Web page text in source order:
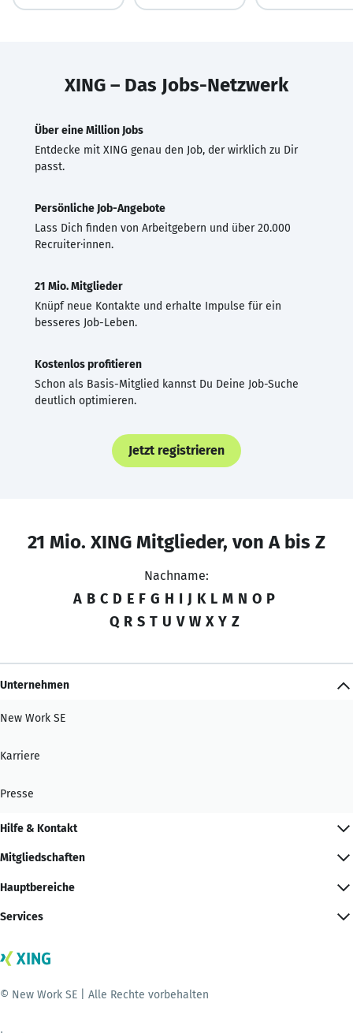
XING – Das Jobs-Netzwerk
Über eine Million Jobs
Entdecke mit XING genau den Job, der wirklich zu Dir
passt.
Persönliche Job-Angebote
Lass Dich finden von Arbeitgebern und über 20.000
Recruiter·innen.
21 Mio. Mitglieder
Knüpf neue Kontakte und erhalte Impulse für ein
besseres Job-Leben.
Kostenlos profitieren
Schon als Basis-Mitglied kannst Du Deine Job-Suche
deutlich optimieren.
Jetzt registrieren
21 Mio. XING Mitglieder, von A bis Z
Nachname:
A B C D E F G H I J K L M N O P
Q R S T U V W X Y Z
Unternehmen
New Work SE
Karriere
Presse
Hilfe & Kontakt
Mitgliedschaften
Hauptbereiche
Services
© New Work SE | Alle Rechte vorbehalten